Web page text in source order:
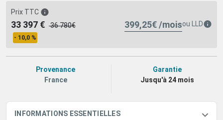
Prix TTC
33 397 € 36 780€
- 10,0 %
ou LLD
399,25€ /mois
Provenance
France
Garantie
Jusqu'à 24 mois
INFORMATIONS ESSENTIELLES